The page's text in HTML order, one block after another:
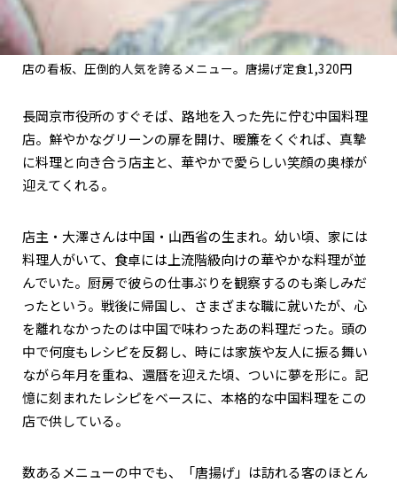
店の看板、圧倒的人気を誇るメニュー。唐揚げ定食1,320円
長岡京市役所のすぐそば、路地を入った先に佇む中国料理
店。鮮やかなグリーンの扉を開け、暖簾をくぐれば、真摯
に料理と向き合う店主と、華やかで愛らしい笑顔の奥様が
迎えてくれる。
店主・大澤さんは中国・山西省の生まれ。幼い頃、家には
料理人がいて、食卓には上流階級向けの華やかな料理が並
んでいた。厨房で彼らの仕事ぶりを観察するのも楽しみだ
ったという。戦後に帰国し、さまざまな職に就いたが、心
を離れなかったのは中国で味わったあの料理だった。頭の
中で何度もレシピを反芻し、時には家族や友人に振る舞い
ながら年月を重ね、還暦を迎えた頃、ついに夢を形に。記
憶に刻まれたレシピをベースに、本格的な中国料理をこの
店で供している。
数あるメニューの中でも、「唐揚げ」は訪れる客のほとん